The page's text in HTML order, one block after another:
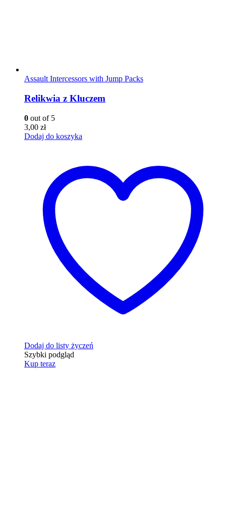
Assault Intercessors with Jump Packs
Relikwia z Kluczem
0 out of 5
3,00 zł
Dodaj do koszyka
Dodaj do listy życzeń
Szybki podgląd
Kup teraz